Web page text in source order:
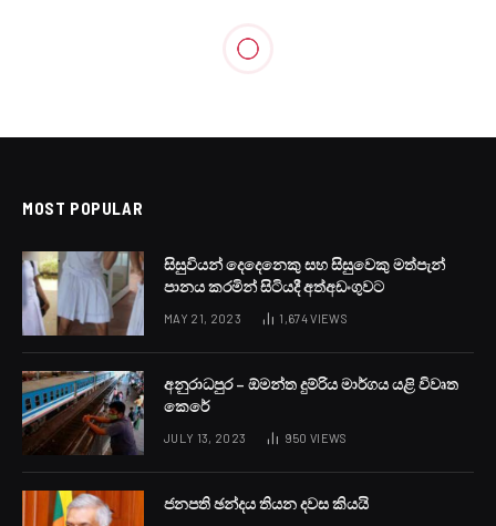
MOST POPULAR
සිසුවියන් දෙදෙනෙකු සහ සිසුවෙකු මත්පැන්
පානය කරමින් සිටියදී අත්අඩංගුවට
MAY 21, 2023 1,674VIEWS
අනුරාධපුර – ඕමන්ත දුම්රිය මාර්ගය යළි විවෘත
කෙරේ
JULY 13, 2023 950 VIEWS
ජනපති ඡන්දය තියන දවස කියයි